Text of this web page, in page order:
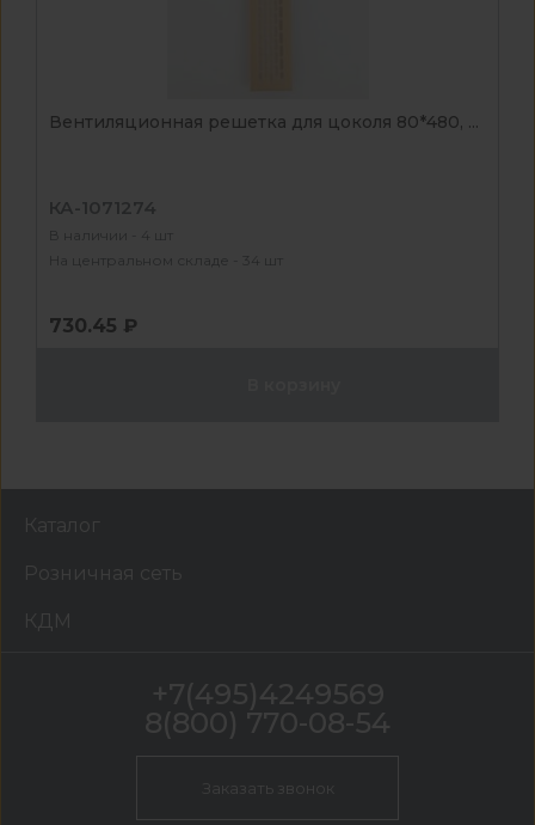
Вентиляционная решетка для цоколя 80*480, ...
КА-1071274
В наличии - 4 шт
На центральном складе - 34 шт
730.45 ₽
Каталог
Розничная сеть
КДМ
+7(495)4249569
8(800) 770-08-54
Заказать звонок